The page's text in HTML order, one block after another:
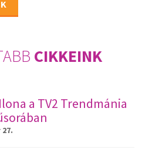
CIKKEINK
a TV2 Trendmánia